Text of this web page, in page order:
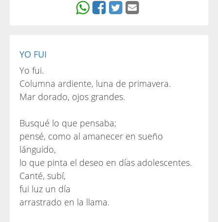
YO FUI
Yo fui.
Columna ardiente, luna de primavera.
Mar dorado, ojos grandes.
Busqué lo que pensaba;
pensé, como al amanecer en sueño
lánguido,
lo que pinta el deseo en días adolescentes.
Canté, subí,
fui luz un día
arrastrado en la llama.